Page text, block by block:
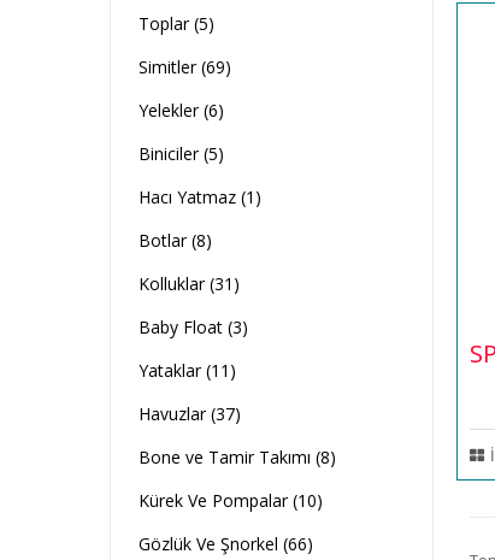
Toplar (5)
Simitler (69)
Yelekler (6)
Biniciler (5)
Hacı Yatmaz (1)
Botlar (8)
Kolluklar (31)
Baby Float (3)
Yataklar (11)
Havuzlar (37)
Bone ve Tamir Takımı (8)
Kürek Ve Pompalar (10)
Gözlük Ve Şnorkel (66)